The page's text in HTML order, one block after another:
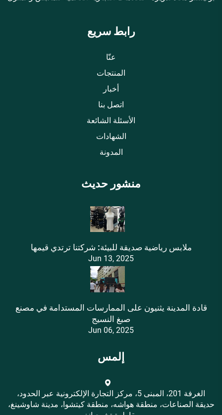
رابط سريع
عنّا
المنتجات
أخبار
اتصل بنا
الأسئلة الشائعة
الشهادات
المدونة
منشور حديث
ملابس رياضية صديقة للبيئة: شركتنا ترتدي قيمها
Jun 13, 2025
قادة المدينة يثنيون على الممارسات المستدامة في مصنع
صبغ النسيج
Jun 06, 2025
إلمس
الغرفة 201، المبنى 5، مركز التجارة الإلكترونية عبر الحدود،
حديقة الصناعات، منطقة هواشه، منطقة كيتشوا، مدينة شاوشينغ،